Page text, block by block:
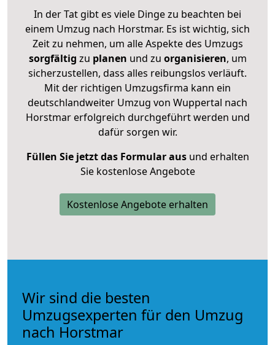
In der Tat gibt es viele Dinge zu beachten bei
einem Umzug nach Horstmar. Es ist wichtig, sich
Zeit zu nehmen, um alle Aspekte des Umzugs
sorgfältig zu planen und zu organisieren, um
sicherzustellen, dass alles reibungslos verläuft.
Mit der richtigen Umzugsfirma kann ein
deutschlandweiter Umzug von Wuppertal nach
Horstmar erfolgreich durchgeführt werden und
dafür sorgen wir.
Füllen Sie jetzt das Formular ausund erhalten
Sie kostenlose Angebote
Kostenlose Angebote erhalten
Wir sind die besten
Umzugsexperten für den Umzug
nach Horstmar